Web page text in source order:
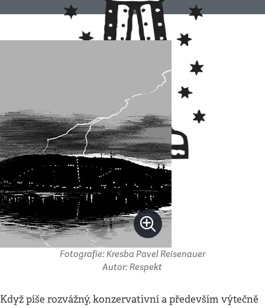
Fotografie: Kresba Pavel Reisenauer
Autor: Respekt
Když píše rozvážný, konzervativní a především výtečně